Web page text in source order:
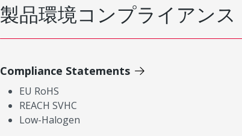
製品環境コンプライアンス
Compliance Statements
EU RoHS
REACH SVHC
Low-Halogen